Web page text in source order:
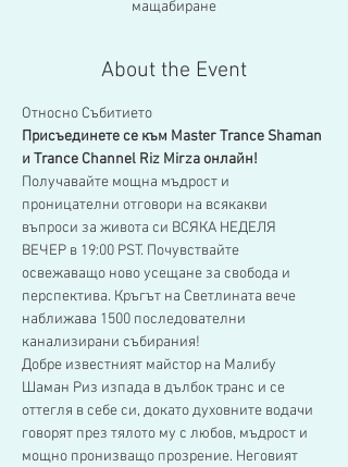
мащабиране
About the Event
Относно Събитието
Присъединете се към Master Trance Shaman
и Trance Channel Riz Mirza онлайн!
Получавайте мощна мъдрост и
проницателни отговори на всякакви
въпроси за живота си ВСЯКА НЕДЕЛЯ
ВЕЧЕР в 19:00 PST. Почувствайте
освежаващо ново усещане за свобода и
перспектива. Кръгът на Светлината вече
наближава 1500 последователни
канализирани събирания!
Добре известният майстор на Малибу
Шаман Риз изпада в дълбок транс и се
оттегля в себе си, докато духовните водачи
говорят през тялото му с любов, мъдрост и
мощно пронизващо прозрение. Неговият